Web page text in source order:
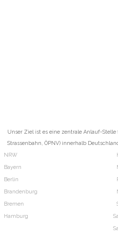
Unser Ziel ist es eine zentrale Anlauf-
Strassenbahn, ÖPNV) innerhalb
NRW
Bayern
Berlin
Brandenburg
Bremen
Hamburg